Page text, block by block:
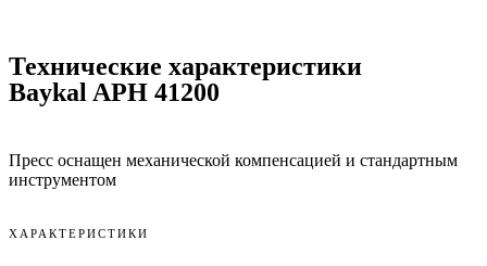
Технические характеристики
Baykal APH 41200
Пресс оснащен механической компенсацией и стандартным
инструментом
ХАРАКТЕРИСТИКИ